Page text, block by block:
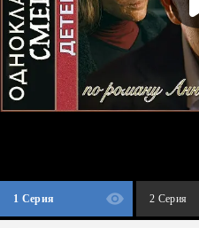
1 Серия 2 Серия